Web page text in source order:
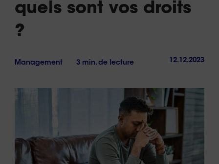
quels sont vos droits
?
Management 3 min. de lecture 12.12.2023